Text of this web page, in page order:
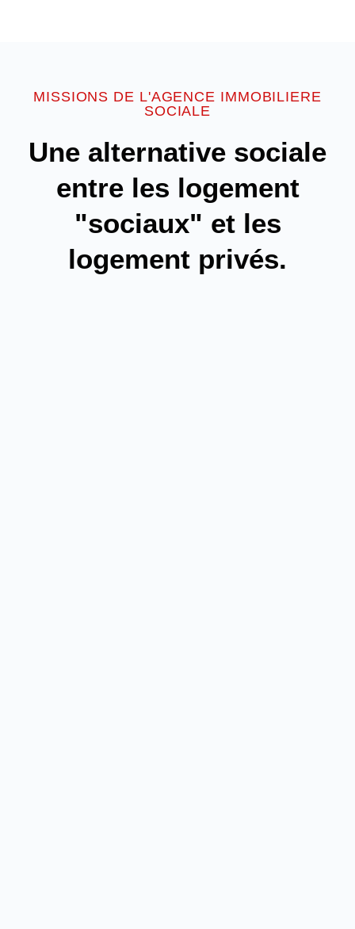
MISSIONS DE L'AGENCE IMMOBILIERE
SOCIALE
Une alternative sociale
entre les logement
"sociaux" et les
logement privés.